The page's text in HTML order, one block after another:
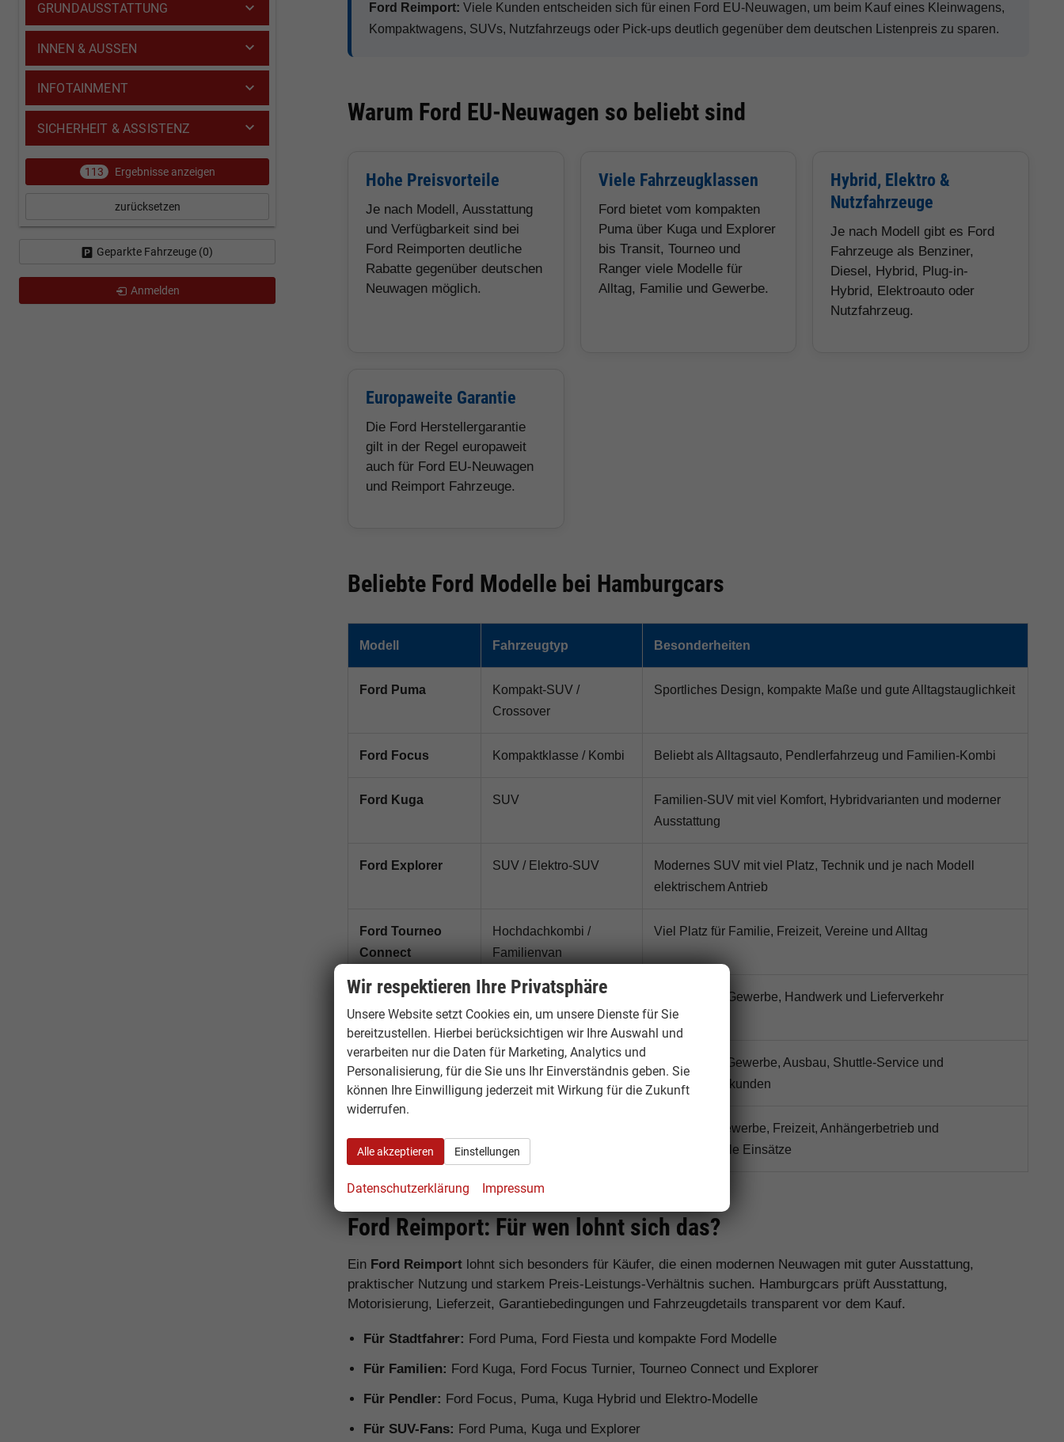
Ford Reimport: Viele Kunden entscheiden sich für einen Ford EU-Neuwagen, um beim Kauf eines Kleinwagens,
Kompaktwagens, SUVs, Nutzfahrzeugs oder Pick-ups deutlich gegenüber dem deutschen Listenpreis zu sparen.
Warum Ford EU-Neuwagen so beliebt sind
Hohe Preisvorteile
Je nach Modell, Ausstattung
und Verfügbarkeit sind bei
Ford Reimporten deutliche
Rabatte gegenüber deutschen
Neuwagen möglich.
Viele Fahrzeugklassen
Ford bietet vom kompakten
Puma über Kuga und Explorer
bis Transit, Tourneo und
Ranger viele Modelle für
Alltag, Familie und Gewerbe.
Hybrid, Elektro &
Nutzfahrzeuge
Je nach Modell gibt es Ford
Fahrzeuge als Benziner,
Diesel, Hybrid, Plug-in-
Hybrid, Elektroauto oder
Nutzfahrzeug.
Europaweite Garantie
Die Ford Herstellergarantie
gilt in der Regel europaweit
auch für Ford EU-Neuwagen
und Reimport Fahrzeuge.
Beliebte Ford Modelle bei Hamburgcars
Modell Fahrzeugtyp Besonderheiten
Ford Puma
Kompakt-SUV /
Crossover
Sportliches Design, kompakte Maße und gute Alltagstauglichkeit
Ford Focus Kompaktklasse / Kombi Beliebt als Alltagsauto, Pendlerfahrzeug und Familien-Kombi
Ford Kuga SUV
Familien-SUV mit viel Komfort, Hybridvarianten und moderner
Ausstattung
Ford Explorer SUV / Elektro-SUV
Modernes SUV mit viel Platz, Technik und je nach Modell
elektrischem Antrieb
Ford Tourneo
Connect
Hochdachkombi /
Familienvan
Viel Platz für Familie, Freizeit, Vereine und Alltag
Ford Transit
Connect
Transporter Praktisch für Gewerbe, Handwerk und Lieferverkehr
Custom
Transporter / Van
Geeignet für Gewerbe, Ausbau, Shuttle-Service und
Nutzfahrzeugkunden
Robust für Gewerbe, Freizeit, Anhängerbetrieb und
anspruchsvolle Einsätze
Ford Reimport: Für wen lohnt sich das?
Ein Ford Reimport lohnt sich besonders für Käufer, die einen modernen Neuwagen mit guter Ausstattung,
praktischer Nutzung und starkem Preis-Leistungs-Verhältnis suchen. Hamburgcars prüft Ausstattung,
Motorisierung, Lieferzeit, Garantiebedingungen und Fahrzeugdetails transparent vor dem Kauf.
Für Stadtfahrer: Ford Puma, Ford Fiesta und kompakte Ford Modelle
Für Familien: Ford Kuga, Ford Focus Turnier, Tourneo Connect und Explorer
Für Pendler: Ford Focus, Puma, Kuga Hybrid und Elektro-Modelle
Für SUV-Fans: Ford Puma, Kuga und Explorer
GRUNDAUSSTATTUNG
INNEN & AUSSEN
INFOTAINMENT
SICHERHEIT & ASSISTENZ
113 Ergebnisse anzeigen
zurücksetzen
Geparkte Fahrzeuge (0)
Anmelden
Wir respektieren Ihre Privatsphäre
Unsere Website setzt Cookies ein, um unsere Dienste für Sie
bereitzustellen. Hierbei berücksichtigen wir Ihre Auswahl und
verarbeiten nur die Daten für Marketing, Analytics und
Personalisierung, für die Sie uns Ihr Einverständnis geben. Sie
können Ihre Einwilligung jederzeit mit Wirkung für die Zukunft
widerrufen.
Alle akzeptieren Einstellungen
Datenschutzerklärung Impressum